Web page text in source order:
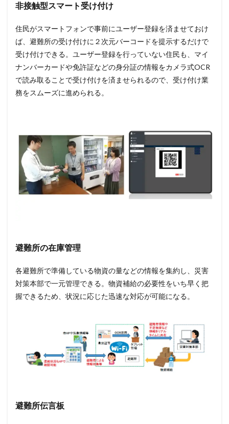
非接触型スマート受け付け
住民がスマートフォンで事前にユーザー登録を済ませておけ
ば、避難所の受け付けに２次元バーコードを提示するだけで
受け付けできる。ユーザー登録を行っていない住民も、マイ
ナンバーカードや免許証などの身分証の情報をカメラ式OCR
で読み取ることで受け付けを済ませられるので、受け付け業
務をスムーズに進められる。
避難所の在庫管理
各避難所で準備している物資の量などの情報を集約し、災害
対策本部で一元管理できる。物資補給の必要性をいち早く把
握できるため、状況に応じた迅速な対応が可能になる。
避難所伝言板